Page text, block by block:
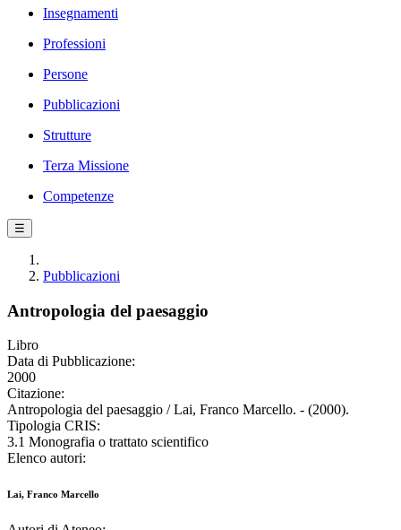
Insegnamenti
Professioni
Persone
Pubblicazioni
Strutture
Terza Missione
Competenze
☰
Pubblicazioni
Antropologia del paesaggio
Libro
Data di Pubblicazione:
2000
Citazione:
Antropologia del paesaggio / Lai, Franco Marcello. - (2000).
Tipologia CRIS:
3.1 Monografia o trattato scientifico
Elenco autori:
Lai, Franco Marcello